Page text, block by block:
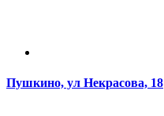
Пушкино, ул Некрасова, 18